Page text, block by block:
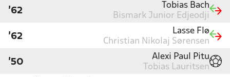
'62
Tobias Bach
Bismark Junior Edjeodji
'62
Lasse Flø
Christian Nikolaj Sørensen
'50
Alexi Paul Pitu
Tobias Lauritsen